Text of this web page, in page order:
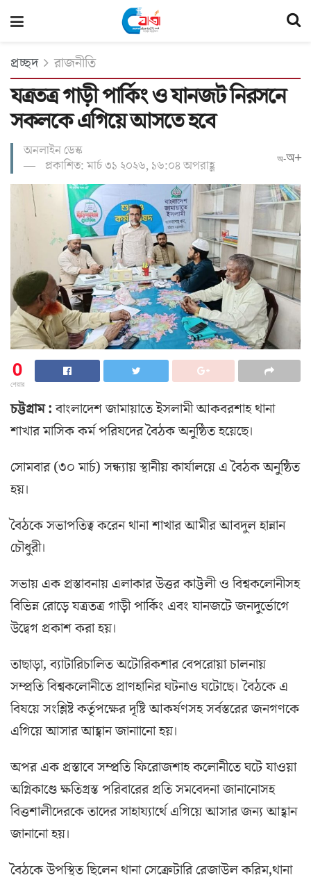
প্রচ্ছদ রাজনীতি
যত্রতত্র গাড়ী পার্কিং ও যানজট নিরসনে
সকলকে এগিয়ে আসতে হবে
অনলাইন ডেস্ক
প্রকাশিত: মার্চ ৩১ ২০২৬, ১৬:০৪ অপরাহ্ণ
অ-অ+
0
শেয়ার
চট্টগ্রাম :বাংলাদেশ জামায়াতে ইসলামী আকবরশাহ থানা
শাখার মাসিক কর্ম পরিষদের বৈঠক অনুষ্ঠিত হয়েছে।
সোমবার (৩০ মার্চ) সন্ধ্যায় স্থানীয় কার্যালয়ে এ বৈঠক অনুষ্ঠিত
হয়।
বৈঠকে সভাপতিত্ব করেন থানা শাখার আমীর আবদুল হান্নান
চৌধুরী।
সভায় এক প্রস্তাবনায় এলাকার উত্তর কাট্টলী ও বিশ্বকলোনীসহ
বিভিন্ন রোড়ে যত্রতত্র গাড়ী পার্কিং এবং যানজটে জনদুর্ভোগে
উদ্বেগ প্রকাশ করা হয়।
তাছাড়া, ব্যাটারিচালিত অটোরিকশার বেপরোয়া চালনায়
সম্প্রতি বিশ্বকলোনীতে প্রাণহানির ঘটনাও ঘটোছে। বৈঠকে এ
বিষয়ে সংশ্লিষ্ট কর্তৃপক্ষের দৃষ্টি আকর্ষণসহ সর্বস্তরের জনগণকে
এগিয়ে আসার আহ্বান জানাানো হয়।
অপর এক প্রস্তাবে সম্প্রতি ফিরোজশাহ কলোনীতে ঘটে যাওয়া
অগ্নিকাণ্ডে ক্ষতিগ্রস্ত পরিবারের প্রতি সমবেদনা জানানোসহ
বিত্তশালীদেরকে তাদের সাহায্যার্থে এগিয়ে আসার জন্য আহ্বান
জানানো হয়।
বৈঠকে উপস্থিত ছিলেন থানা সেক্রেটারি রেজাউল করিম,থানা